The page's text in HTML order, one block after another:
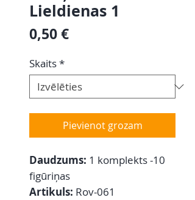
Lieldienas 1
0,50 €Cena
Skaits*
Pievienot grozam
Daudzums: 1 komplekts -10
figūriņas
Artikuls: Rov-061